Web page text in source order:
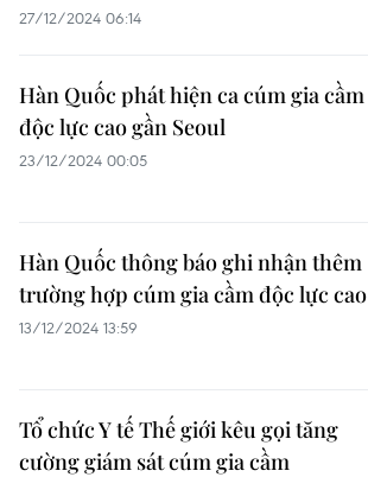
27/12/2024 06:14
Hàn Quốc phát hiện ca cúm gia cầm
độc lực cao gần Seoul
23/12/2024 00:05
Hàn Quốc thông báo ghi nhận thêm
trường hợp cúm gia cầm độc lực cao
13/12/2024 13:59
Tổ chức Y tế Thế giới kêu gọi tăng
cường giám sát cúm gia cầm